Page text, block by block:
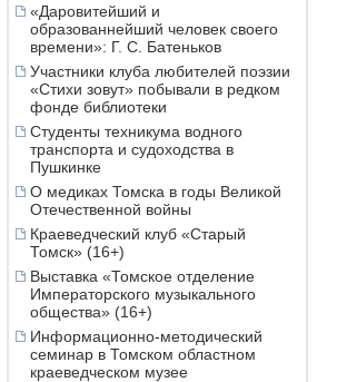
«Даровитейший и
образованнейший человек своего
времени»: Г. С. Батеньков
Участники клуба любителей поэзии
«Стихи зовут» побывали в редком
фонде библиотеки
Студенты техникума водного
транспорта и судоходства в
Пушкинке
О медиках Томска в годы Великой
Отечественной войны
Краеведческий клуб «Старый
Томск» (16+)
Выставка «Томское отделение
Императорского музыкального
общества» (16+)
Информационно-методический
семинар в Томском областном
краеведческом музее